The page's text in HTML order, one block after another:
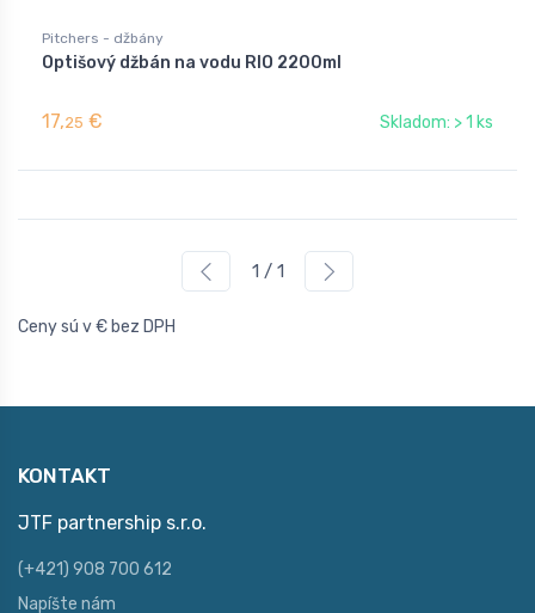
Pitchers - džbány
Optišový džbán na vodu RIO 2200ml
17,25 € Skladom: > 1 ks
1 / 1
Ceny sú v € bez DPH
KONTAKT
JTF partnership s.r.o.
(+421) 908 700 612
Napíšte nám